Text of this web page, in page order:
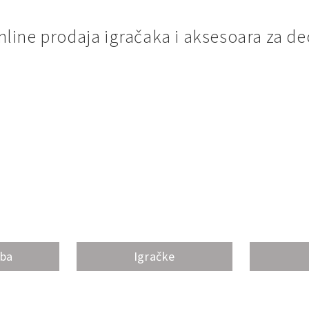
prodaja igračaka i aksesoara za
Igračke